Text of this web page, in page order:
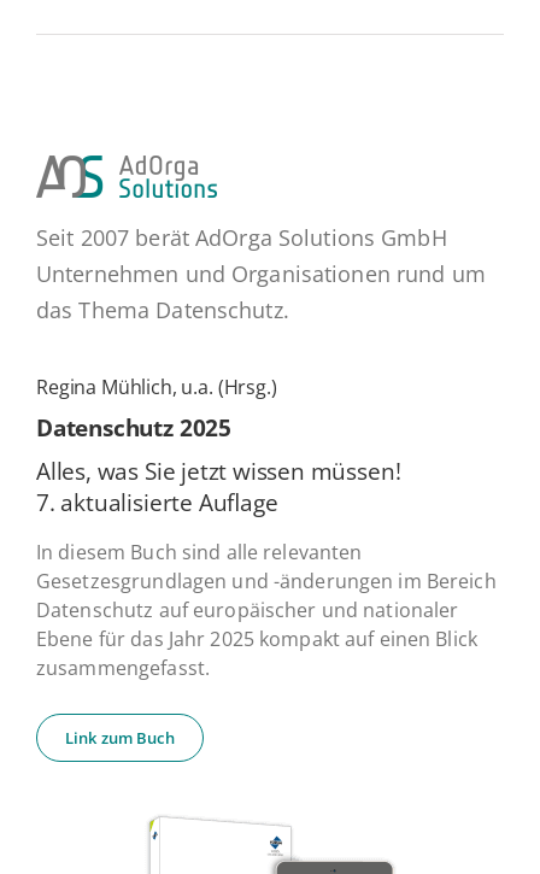
Seit 2007 berät AdOrga Solutions GmbH
Unternehmen und Organisationen rund um
das Thema Datenschutz.
Regina Mühlich, u.a. (Hrsg.)
Daten­schutz 2025
Alles, was Sie jetzt wissen müssen!
7. ak­tua­li­sier­te Auflage
In diesem Buch sind alle relevanten
Gesetzesgrundlagen und -änderungen im Bereich
Datenschutz auf europäischer und nationaler
Ebene für das Jahr 2025 kompakt auf einen Blick
zusammengefasst.
Link zum Buch